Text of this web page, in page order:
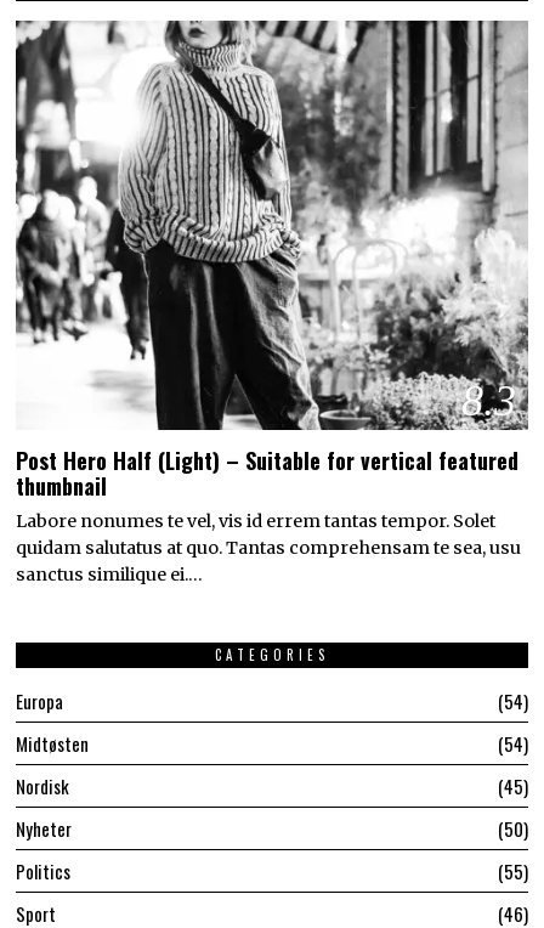
8.3
Post Hero Half (Light) – Suitable for vertical featured
thumbnail
Labore nonumes te vel, vis id errem tantas tempor. Solet
quidam salutatus at quo. Tantas comprehensam te sea, usu
sanctus similique ei.…
CATEGORIES
Europa
54
Midtøsten
54
Nordisk
45
Nyheter
50
Politics
55
Sport
46